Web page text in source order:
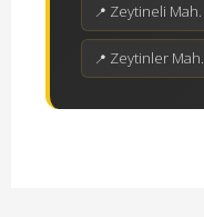
Zeytineli Mah.
Zeytinler Mah.